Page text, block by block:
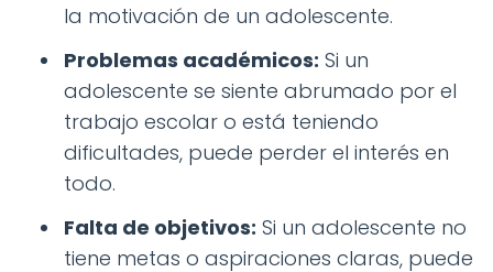
la motivación de un adolescente.
Problemas académicos: Si un
adolescente se siente abrumado por el
trabajo escolar o está teniendo
dificultades, puede perder el interés en
todo.
Falta de objetivos: Si un adolescente no
tiene metas o aspiraciones claras, puede